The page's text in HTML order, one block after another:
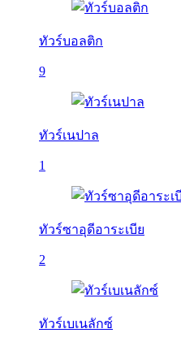
ทัวร์บอลติก
9
ทัวร์เนปาล
1
ทัวร์ซาอุดีอาระเบีย
2
ทัวร์เบเนลักซ์